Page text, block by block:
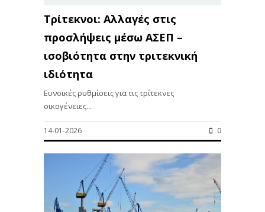
Τρίτεκνοι: Αλλαγές στις
προσλήψεις μέσω ΑΣΕΠ –
ισοβιότητα στην τριτεκνική
ιδιότητα
Ευνοϊκές ρυθμίσεις για τις τρίτεκνες
οικογένειες...
14-01-2026 0